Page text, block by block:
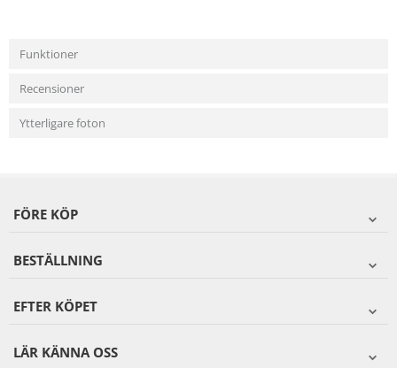
Funktioner
Recensioner
Ytterligare foton
FÖRE KÖP
BESTÄLLNING
EFTER KÖPET
LÄR KÄNNA OSS